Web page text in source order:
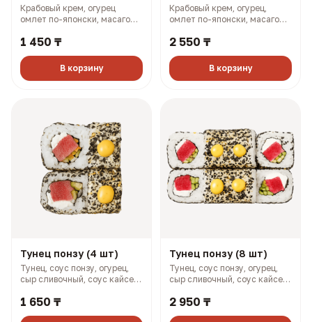
Крабовый крем, огурец
омлет по-японски, масаго
1 450 ₸
В корзину
Крабовый крем, огурец,
омлет по-японски, масаго
2 550 ₸
В корзину
Тунец понзу (4 шт)
Тунец, соус понзу, огурец,
сыр сливочный, соус кайсен,
1 650 ₸
Тунец понзу (8 шт)
Тунец, соус понзу, огурец,
сыр сливочный, соус кайсен,
2 950 ₸